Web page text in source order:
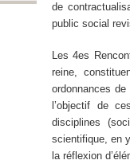
de
public social
Les 4es
reine,
ordonnances
l’objectif de
disciplines
scientifique, en
la réflexion